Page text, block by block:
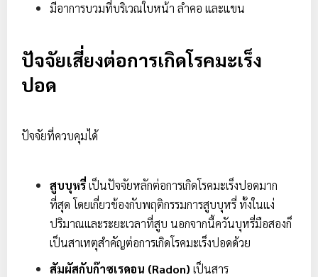
มีอาการบวมที่บริเวณใบหน้า ลำคอ และแขน
ปัจจัยเสี่ยงต่อการเกิดโรคมะเร็ง
ปอด
ปัจจัยที่ควบคุมได้
สูบบุหรี่เป็นปัจจัยหลักต่อการเกิดโรคมะเร็งปอดมาก
ที่สุด โดยเกี่ยวข้องกับพฤติกรรมการสูบบุหรี่ ทั้งในแง่
ปริมาณและระยะเวลาที่สูบ นอกจากนี้ควันบุหรี่มือสองก็
เป็นสาเหตุสำคัญต่อการเกิดโรคมะเร็งปอดด้วย
สัมผัสกับก๊าซเรดอน (Radon) เป็นสาร